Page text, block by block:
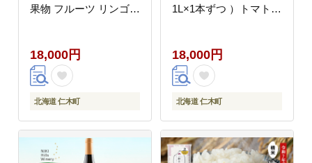
果物 フルーツ リンゴ
妹尾観光農園]
18,000円
北海道 仁木町
1L×1本ずつ ）トマトジ
うジュース ジュース
[くだものの笠井園]
18,000円
北海道 仁木町